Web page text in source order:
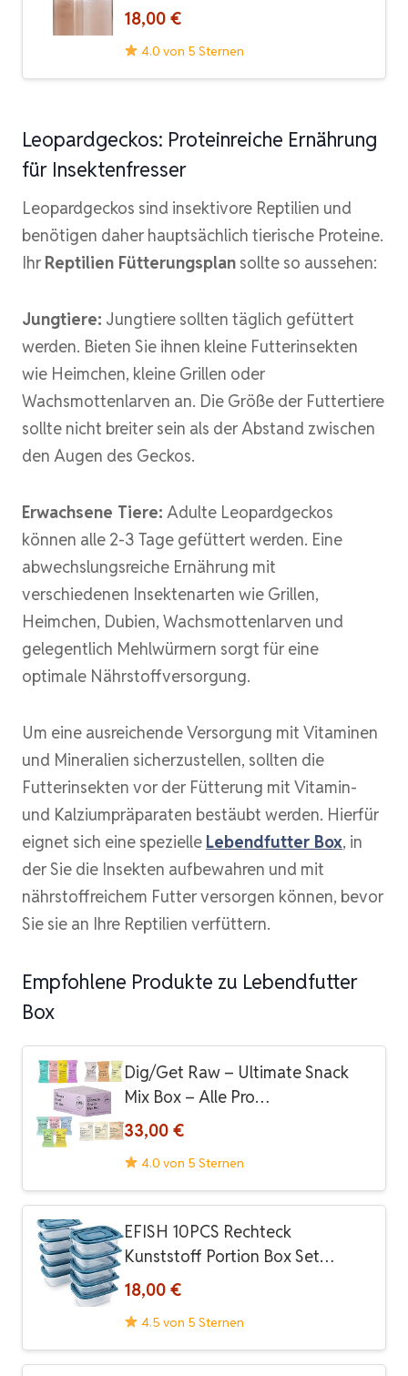
18,00 €
4.0 von 5 Sternen
Leopardgeckos: Proteinreiche Ernährung
für Insektenfresser
Leopardgeckos sind insektivore Reptilien und
benötigen daher hauptsächlich tierische Proteine.
IhrReptilien Fütterungsplan sollte so aussehen:
Jungtiere: Jungtiere sollten täglich gefüttert
werden. Bieten Sie ihnen kleine Futterinsekten
wie Heimchen, kleine Grillen oder
Wachsmottenlarven an. Die Größe der Futtertiere
sollte nicht breiter sein als der Abstand zwischen
den Augen des Geckos.
Erwachsene Tiere: Adulte Leopardgeckos
können alle 2-3 Tage gefüttert werden. Eine
abwechslungsreiche Ernährung mit
verschiedenen Insektenarten wie Grillen,
Heimchen, Dubien, Wachsmottenlarven und
gelegentlich Mehlwürmern sorgt für eine
optimale Nährstoffversorgung.
Um eine ausreichende Versorgung mit Vitaminen
und Mineralien sicherzustellen, sollten die
Futterinsekten vor der Fütterung mit Vitamin-
und Kalziumpräparaten bestäubt werden. Hierfür
eignet sich eine spezielle Lebendfutter Box, in
der Sie die Insekten aufbewahren und mit
nährstoffreichem Futter versorgen können, bevor
Sie sie an Ihre Reptilien verfüttern.
Empfohlene Produkte zu Lebendfutter
Box
Dig/Get Raw – Ultimate Snack
Mix Box – Alle Pro…
33,00 €
4.0 von 5 Sternen
EFISH 10PCS Rechteck
Kunststoff Portion Box Set…
18,00 €
4.5 von 5 Sternen